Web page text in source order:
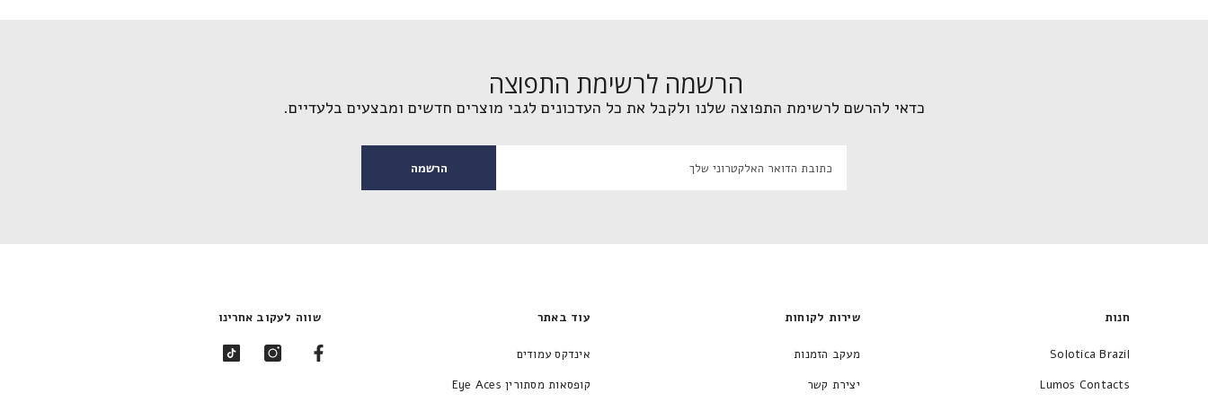
הרשמה לרשימת התפוצה
כדאי להרשם לרשימת התפוצה שלנו ולקבל את כל העדכונים לגבי מוצרים חדשים ומבצעים בלעדיים.
הרשמה
חנות
Solotica Brazil
Lumos Contacts
שירות לקוחות
מעקב הזמנות
יצירת קשר
עוד באתר
אינדקס עמודים
קופסאות מסתורין Eye Aces
שווה לעקוב אחרינו